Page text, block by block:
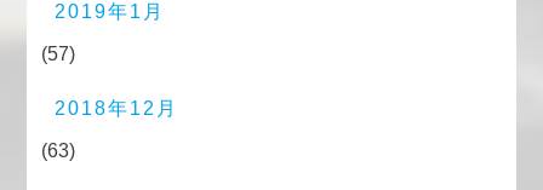
2019年1月
(57)
2018年12月
(63)